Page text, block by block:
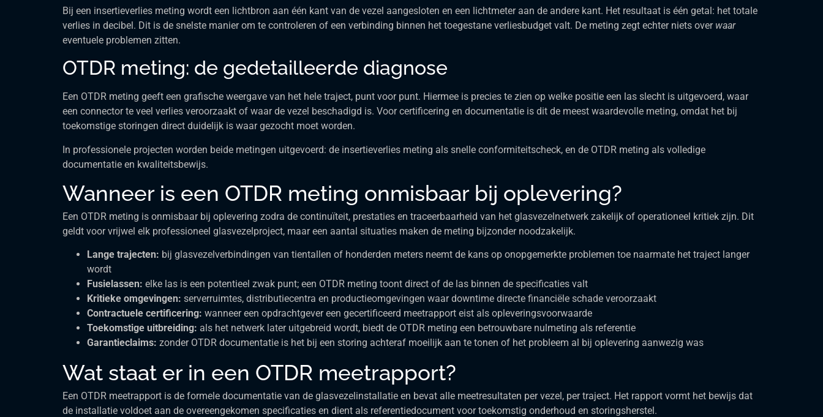
Bij een insertieverlies meting wordt een lichtbron aan één kant van de vezel aangesloten en een lichtmeter aan de andere kant. Het resultaat is één getal: het totale
verlies in decibel. Dit is de snelste manier om te controleren of een verbinding binnen het toegestane verliesbudget valt. De meting zegt echter niets over waar
eventuele problemen zitten.
OTDR meting: de gedetailleerde diagnose
Een OTDR meting geeft een grafische weergave van het hele traject, punt voor punt. Hiermee is precies te zien op welke positie een las slecht is uitgevoerd, waar
een connector te veel verlies veroorzaakt of waar de vezel beschadigd is. Voor certificering en documentatie is dit de meest waardevolle meting, omdat het bij
toekomstige storingen direct duidelijk is waar gezocht moet worden.
In professionele projecten worden beide metingen uitgevoerd: de insertieverlies meting als snelle conformiteitscheck, en de OTDR meting als volledige
documentatie en kwaliteitsbewijs.
Wanneer is een OTDR meting onmisbaar bij oplevering?
Een OTDR meting is onmisbaar bij oplevering zodra de continuïteit, prestaties en traceerbaarheid van het glasvezelnetwerk zakelijk of operationeel kritiek zijn. Dit
geldt voor vrijwel elk professioneel glasvezelproject, maar een aantal situaties maken de meting bijzonder noodzakelijk.
Lange trajecten: bij glasvezelverbindingen van tientallen of honderden meters neemt de kans op onopgemerkte problemen toe naarmate het traject langer
wordt
Fusielassen: elke las is een potentieel zwak punt; een OTDR meting toont direct of de las binnen de specificaties valt
Kritieke omgevingen: serverruimtes, distributiecentra en productieomgevingen waar downtime directe financiële schade veroorzaakt
Contractuele certificering: wanneer een opdrachtgever een gecertificeerd meetrapport eist als opleveringsvoorwaarde
Toekomstige uitbreiding: als het netwerk later uitgebreid wordt, biedt de OTDR meting een betrouwbare nulmeting als referentie
Garantieclaims: zonder OTDR documentatie is het bij een storing achteraf moeilijk aan te tonen of het probleem al bij oplevering aanwezig was
Wat staat er in een OTDR meetrapport?
Een OTDR meetrapport is de formele documentatie van de glasvezelinstallatie en bevat alle meetresultaten per vezel, per traject. Het rapport vormt het bewijs dat
de installatie voldoet aan de overeengekomen specificaties en dient als referentiedocument voor toekomstig onderhoud en storingsherstel.